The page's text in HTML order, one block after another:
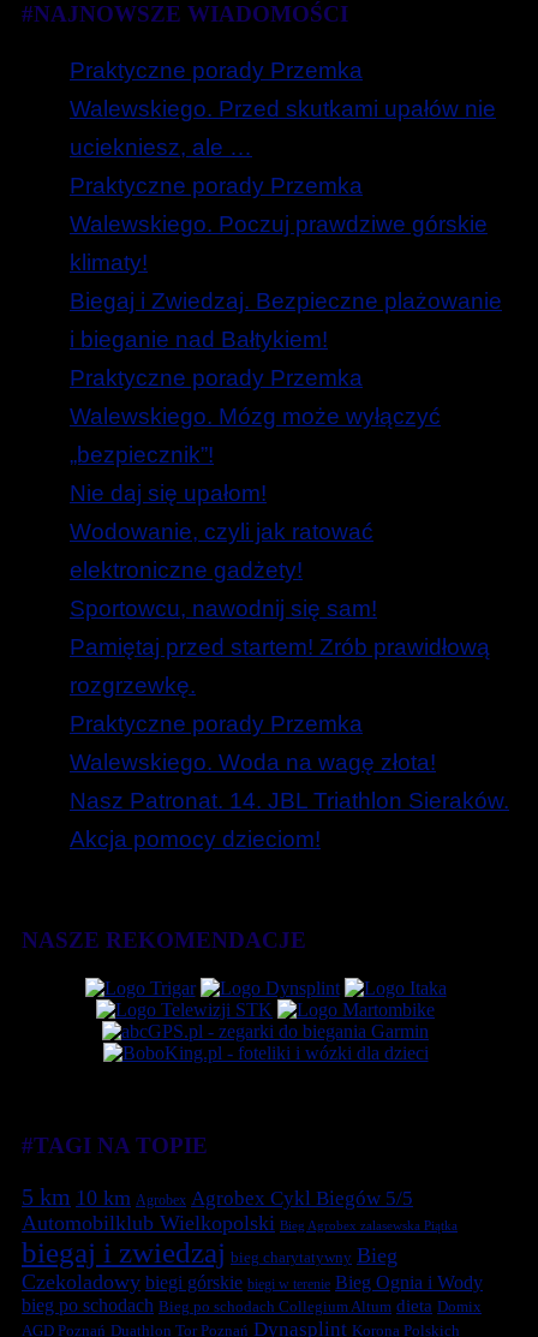
#NAJNOWSZE WIADOMOŚCI
Praktyczne porady Przemka
Walewskiego. Przed skutkami upałów nie
uciekniesz, ale …
Praktyczne porady Przemka
Walewskiego. Poczuj prawdziwe górskie
klimaty!
Biegaj i Zwiedzaj. Bezpieczne plażowanie
i bieganie nad Bałtykiem!
Praktyczne porady Przemka
Walewskiego. Mózg może wyłączyć
„bezpiecznik”!
Nie daj się upałom!
Wodowanie, czyli jak ratować
elektroniczne gadżety!
Sportowcu, nawodnij się sam!
Pamiętaj przed startem! Zrób prawidłową
rozgrzewkę.
Praktyczne porady Przemka
Walewskiego. Woda na wagę złota!
Nasz Patronat. 14. JBL Triathlon Sieraków.
Akcja pomocy dzieciom!
NASZE REKOMENDACJE
#TAGI NA TOPIE
5 km 10 km Agrobex Agrobex Cykl Biegów 5/5
Automobilklub Wielkopolski Bieg Agrobex zalasewska Piątka
biegaj i zwiedzaj bieg charytatywny Bieg
Czekoladowy biegi górskie biegi w terenie Bieg Ognia i Wody
bieg po schodach Bieg po schodach Collegium Altum dieta Domix
AGD Poznań Duathlon Tor Poznań Dynasplint Korona Polskich